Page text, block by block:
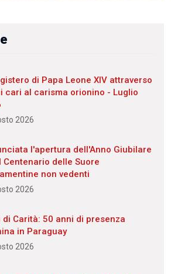
di Papa Leone XIV attraverso
cari al carisma orionino - Luglio
2026
l'apertura dell'Anno Giubilare
Centenario delle Suore
non vedenti
2026
di Carità: 50 anni di presenza
in Paraguay
2026